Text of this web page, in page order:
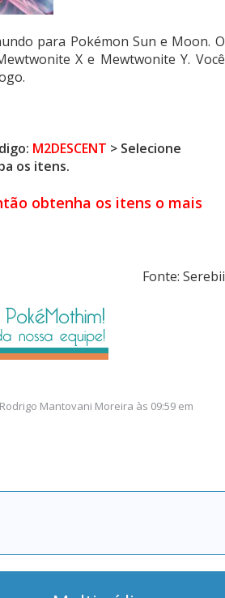
para Pokémon Sun e Moon. O
X e Mewtwonite Y. Você
M2DESCENT > Selecione
os itens.
obtenha os itens o mais
Fonte: Serebii
Rodrigo Mantovani Moreira às 09:59 em